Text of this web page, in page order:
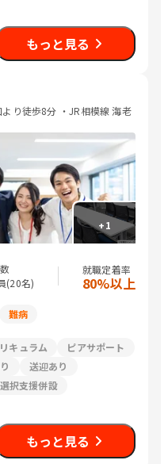
もっと見る
り徒歩8分 ・JR相模線 海老
+1
(20名)
就職定着率
80%以上
難病
キュラム
ピアサポート
送迎あり
択支援併設
もっと見る